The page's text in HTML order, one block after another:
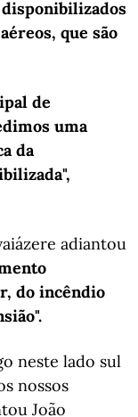
disponibilizados
que são
de
uma
da
adiantou
do incêndio
neste lado sul
nossos
João